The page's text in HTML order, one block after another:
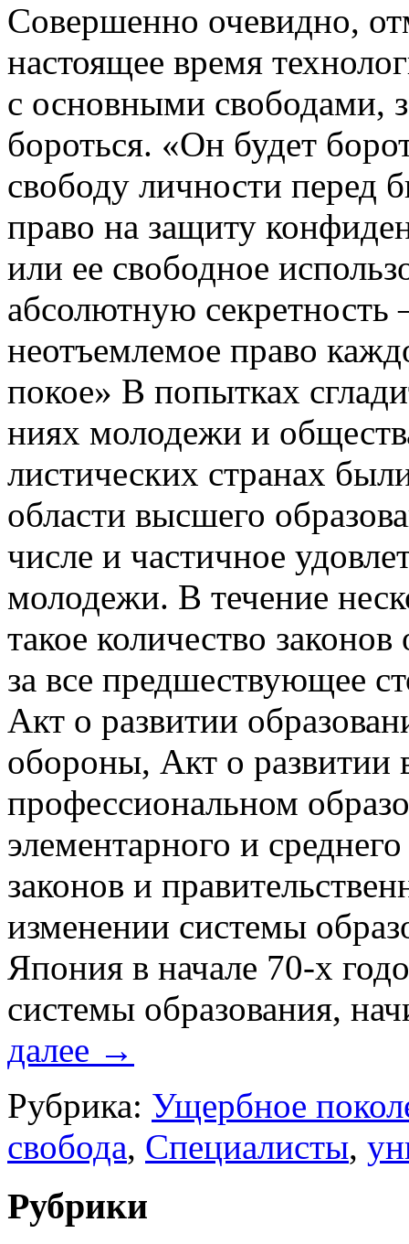
Совершен­но очевидно,
настоящее время
с основны­ми свободами,
бороться. «Он будет
свободу лич­ности перед
право на защиту
или ее свободное
абсолютную
неотъемлемое право
покое» В попытках
ниях молодежи и
листических странах
области высшего
числе и частичное
молодежи. В течение
такое количество
за все предшествующее
Акт о развитии
обороны, Акт о разви­тии
профессиональном
элементарного и
законов и
изменении систе­мы
Япония в начале 70-х
систе­мы образования,
далее →
Рубрика: Ущербное
свобода, Специалисты,
Рубрики